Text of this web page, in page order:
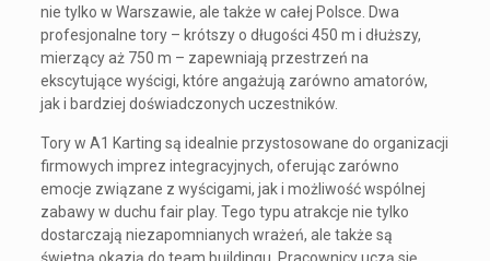
nie tylko w Warszawie, ale także w całej Polsce. Dwa
profesjonalne tory – krótszy o długości 450 m i dłuższy,
mierzący aż 750 m – zapewniają przestrzeń na
ekscytujące wyścigi, które angażują zarówno amatorów,
jak i bardziej doświadczonych uczestników.
Tory w A1 Karting są idealnie przystosowane do organizacji
firmowych imprez integracyjnych, oferując zarówno
emocje związane z wyścigami, jak i możliwość wspólnej
zabawy w duchu fair play. Tego typu atrakcje nie tylko
dostarczają niezapomnianych wrażeń, ale także są